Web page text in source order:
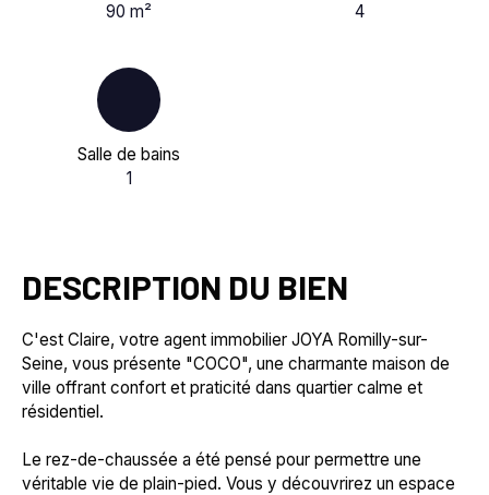
90m²
4
Salle de bains
1
DESCRIPTION DU BIEN
C'est Claire, votre agent immobilier JOYA Romilly-sur-
Seine, vous présente "COCO", une charmante maison de
ville offrant confort et praticité dans quartier calme et
résidentiel.
Le rez-de-chaussée a été pensé pour permettre une
véritable vie de plain-pied. Vous y découvrirez un espace